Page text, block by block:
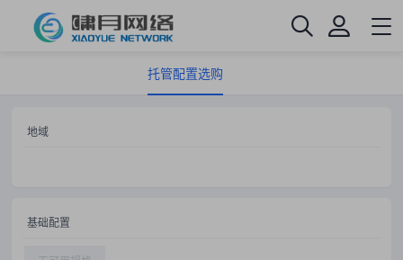
托管配置选购
地域
基础配置